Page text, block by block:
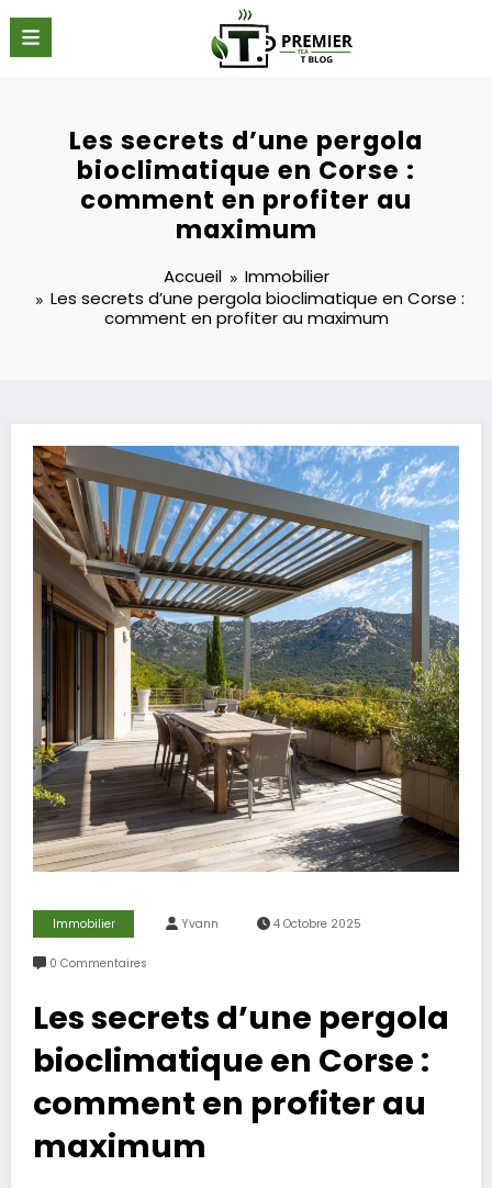
contenu
Les secrets d’une pergola
bioclimatique en Corse :
comment en profiter au
maximum
Accueil
Immobilier
Les secrets d’une pergola bioclimatique en Corse :
comment en profiter au maximum
Immobilier Yvann 4 Octobre 2025
0 Commentaires
Les secrets d’une pergola
bioclimatique en Corse :
comment en profiter au
maximum